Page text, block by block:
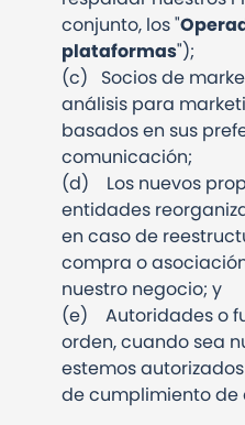
conjunto, los "
plataformas");
(c) Socios de
análisis para
basados en sus
comunicación;
(d) Los nuevos
entidades
en caso de
compra o
nuestro negocio; y
(e) Autoridades o
orden, cuando sea
estemos
de cumplimiento de